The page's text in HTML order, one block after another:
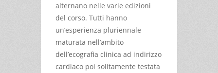
alternano nelle varie edizioni
del corso. Tutti hanno
un’esperienza pluriennale
maturata nell’ambito
dell’ecografia clinica ad indirizzo
cardiaco poi solitamente testata